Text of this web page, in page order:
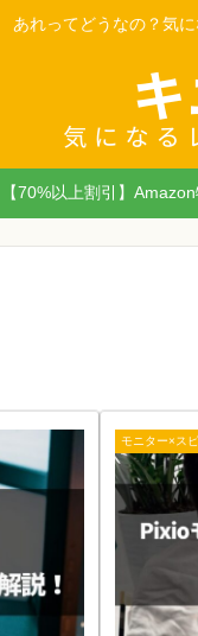
あれってどうなの？気
【70%以上割引】
モニター×ス